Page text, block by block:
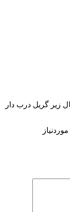
زیر گریل درب دار